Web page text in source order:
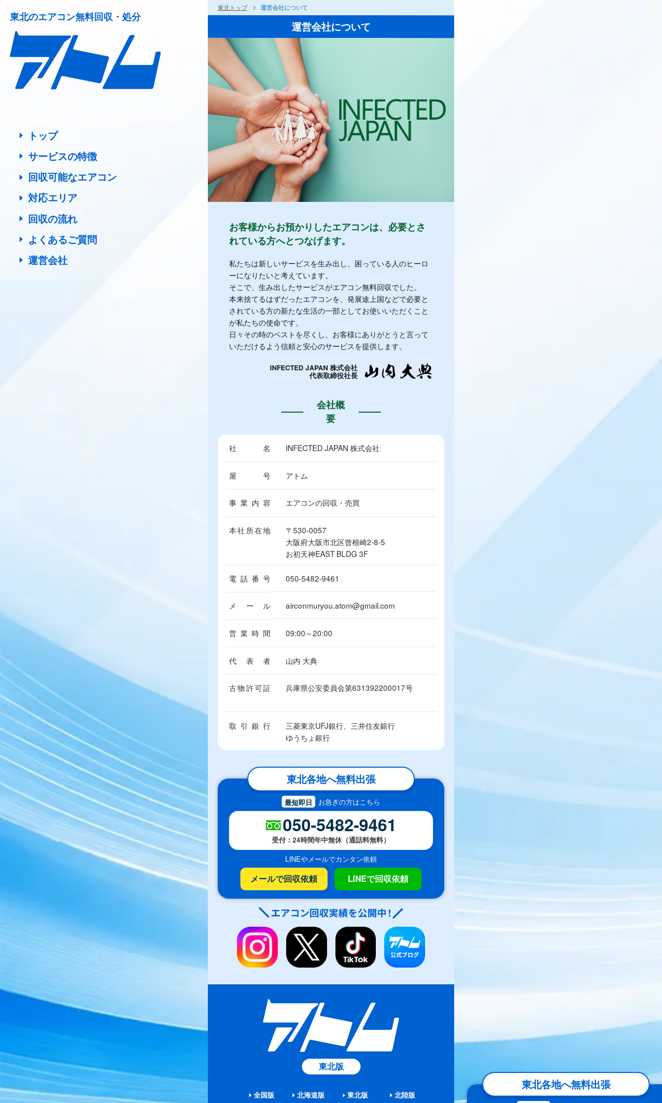
東北のエアコン無料回収・処分
トップ
サービスの特徴
回収可能なエアコン
対応エリア
回収の流れ
よくあるご質問
運営会社
東北トップ 運営会社について
運営会社について
お客様からお預かりしたエアコンは、必要とさ
れている方へとつなげます。
私たちは新しいサービスを生み出し、困っている人のヒーロ
ーになりたいと考えています。
そこで、生み出したサービスがエアコン無料回収でした。
本来捨てるはずだったエアコンを、発展途上国などで必要と
されている方の新たな生活の一部としてお使いいただくこと
が私たちの使命です。
日々その時のベストを尽くし、お客様にありがとうと言って
いただけるよう信頼と安心のサービスを提供します。
INFECTED JAPAN 株式会社
代表取締役社長
会社概
要
社名 INFECTED JAPAN 株式会社
屋号 アトム
事業内容 エアコンの回収・売買
本社所在地
〒530-0057
大阪府大阪市北区曾根崎2-8-5
お初天神EAST BLDG 3F
電話番号 050-5482-9461
メール airconmuryou.atom@gmail.com
営業時間 09:00～20:00
代表者 山内 大典
古物許可証 兵庫県公安委員会第631392200017号
取引銀行
三菱東京UFJ銀行、三井住友銀行
ゆうちょ銀行
東北各地へ無料出張
最短即日 お急ぎの方はこちら
050-5482-9461
受付：24時間年中無休（通話料無料）
LINEやメールでカンタン依頼
メールで回収依頼 LINEで回収依頼
東北版
全国版 北海道版 東北版 北陸版
東北各地へ無料出張